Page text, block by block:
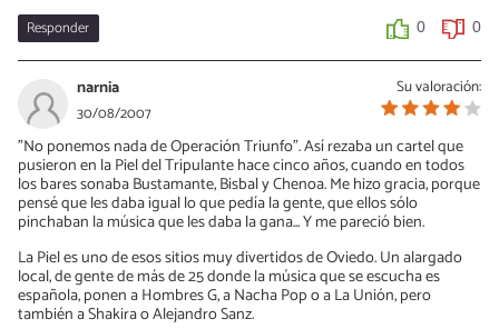
Responder 0 0
Su valoración:
narnia
30/08/2007
"No ponemos nada de Operación Triunfo". Así rezaba un cartel que
pusieron en la Piel del Tripulante hace cinco años, cuando en todos
los bares sonaba Bustamante, Bisbal y Chenoa. Me hizo gracia, porque
pensé que les daba igual lo que pedía la gente, que ellos sólo
pinchaban la música que les daba la gana... Y me pareció bien.
La Piel es uno de esos sitios muy divertidos de Oviedo. Un alargado
local, de gente de más de 25 donde la música que se escucha es
española, ponen a Hombres G, a Nacha Pop o a La Unión, pero
también a Shakira o Alejandro Sanz.